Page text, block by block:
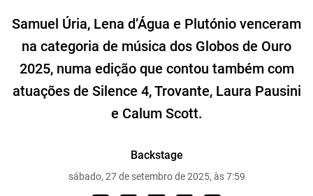
Samuel Úria, Lena d’Água e Plutónio venceram
na categoria de música dos Globos de Ouro
2025, numa edição que contou também com
atuações de Silence 4, Trovante, Laura Pausini
e Calum Scott.
Backstage
sábado, 27 de setembro de 2025, às 7:59